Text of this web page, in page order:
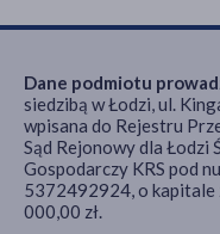
Dane podmiotu
siedzibą w Łodzi, ul.
wpisana do Rejestru
Sąd Rejonowy dla Łodzi
Gospodarczy KRS pod
5372492924, o kapitale
000,00 zł.